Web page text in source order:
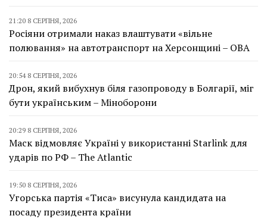
21:20 8 СЕРПНЯ, 2026
Росіяни отримали наказ влаштувати «вільне
полювання» на автотранспорт на Херсонщині – ОВА
20:54 8 СЕРПНЯ, 2026
Дрон, який вибухнув біля газопроводу в Болгарії, міг
бути українським – Міноборони
20:29 8 СЕРПНЯ, 2026
Маск відмовляє Україні у використанні Starlink для
ударів по РФ – The Atlantic
19:50 8 СЕРПНЯ, 2026
Угорська партія «Тиса» висунула кандидата на
посаду президента країни